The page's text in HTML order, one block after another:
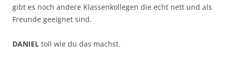
gibt es noch andere Klassenkollegen die echt nett und als
Freunde geeignet sind.
DANIEL toll wie du das machst.